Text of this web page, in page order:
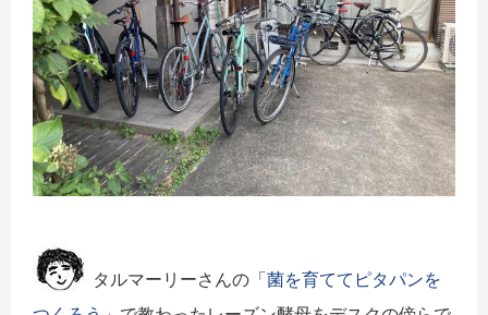
タルマーリーさんの「菌を育ててピタパンを